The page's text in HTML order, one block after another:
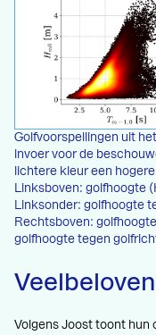
Golfvoorspellingen uit
invoer voor de
lichtere kleur een
Linksboven: golfhoogte
Linksonder: golfhoogte
Rechtsboven:
golfhoogte tegen
Volgens Joost toont hun